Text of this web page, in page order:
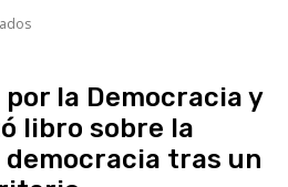
la Democracia y
libro sobre la
tras un